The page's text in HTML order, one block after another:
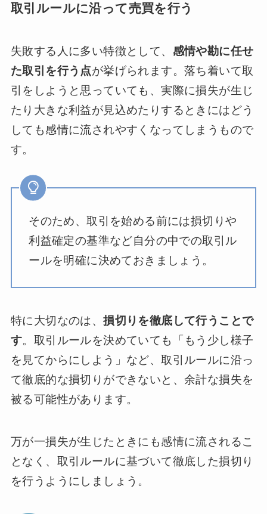
取引ルールに沿って売買を行う
失敗する人に多い特徴として、 感情や勘に任せ
た取引を行う点が挙げられます。落ち着いて取
引をしようと思っていても、実際に損失が生じ
たり大きな利益が見込めたりするときにはどう
しても感情に流されやすくなってしまうもので
す。
そのため、取引を始める前には損切りや
利益確定の基準など自分の中での取引ル
ールを明確に決めておきましょう。
特に大切なのは、損切りを徹底して行うことで
す。取引ルールを決めていても「もう少し様子
を見てからにしよう」など、取引ルールに沿っ
て徹底的な損切りができないと、余計な損失を
被る可能性があります。
万が一損失が生じたときにも感情に流されるこ
となく、取引ルールに基づいて徹底した損切り
を行うようにしましょう。